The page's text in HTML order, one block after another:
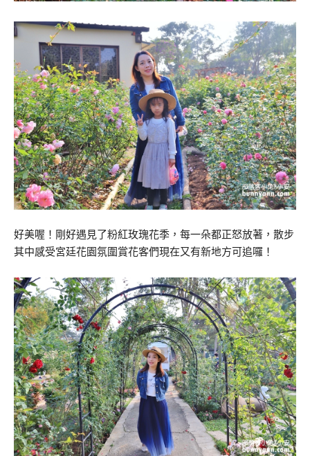
好美喔！剛好遇見了粉紅玫瑰花季，每一朵都正怒放著，散步
其中感受宮廷花園氛圍賞花客們現在又有新地方可追囉！